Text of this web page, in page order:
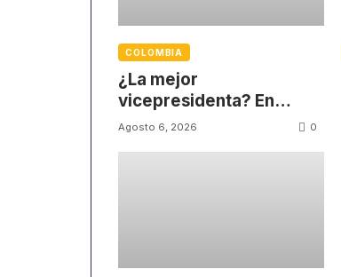
COLOMBIA
¿La mejor
vicepresidenta? En
redes sociales
Agosto 6, 2026 0